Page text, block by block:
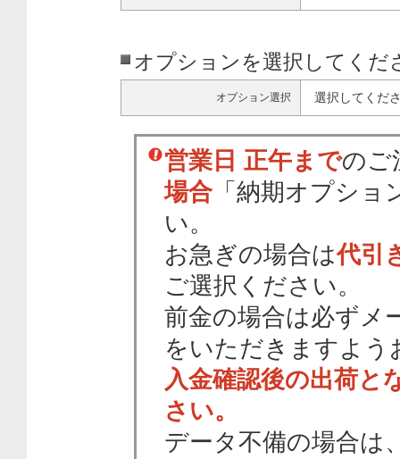
オプションを選択してくだ
オプション選択 選択してくだ
営業日 正午までのご
場合 「納期オプショ
い。
お急ぎの場合は代引
ご選択ください。
前金の場合は必ずメ
をいただきますよう
入金確認後の出荷と
さい。
データ不備の場合は